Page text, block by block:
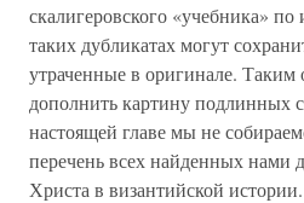
скалигеровского «учебника»
таких дубликатах могут
утраченные в оригинале. Таким
дополнить картину подлинных
настоящей главе мы не
перечень всех найденных нами
Христа в византийской